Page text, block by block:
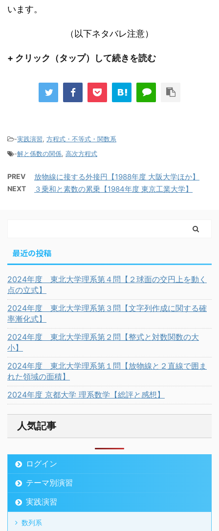
います。
（以下ネタバレ注意）
+ クリック（タップ）して続きを読む
-実践演習, 方程式・不等式・関数系
-解と係数の関係, 高次方程式
PREV 放物線に接する外接円【1988年度 大阪大学ほか】
NEXT ３乗和と素数の累乗【1984年度 東京工業大学】
最近の投稿
2024年度 東北大学理系第４問【２球面の交円上を動く
点の立式】
2024年度 東北大学理系第３問【文字列作成に関する確
率漸化式】
2024年度 東北大学理系第２問【整式と対数関数の大
小】
2024年度 東北大学理系第１問【放物線と２直線で囲ま
れた領域の面積】
2024年度 京都大学 理系数学【総評と感想】
人気記事
ログイン
テーマ別演習
実践演習
数列系